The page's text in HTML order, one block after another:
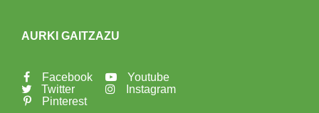
AURKI GAITZAZU
Facebook
Twitter
Pinterest
Youtube
Instagram